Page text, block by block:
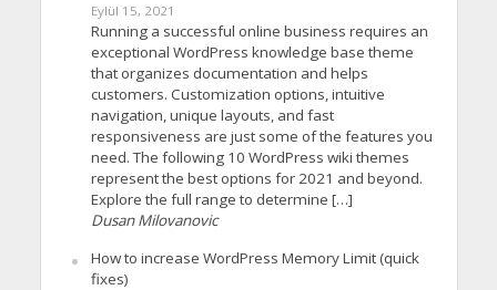
Eylül 15, 2021
Running a successful online business requires an
exceptional WordPress knowledge base theme
that organizes documentation and helps
customers. Customization options, intuitive
navigation, unique layouts, and fast
responsiveness are just some of the features you
need. The following 10 WordPress wiki themes
represent the best options for 2021 and beyond.
Explore the full range to determine […]
Dusan Milovanovic
How to increase WordPress Memory Limit (quick
fixes)